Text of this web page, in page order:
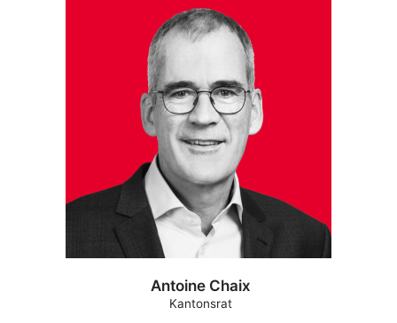
Antoine Chaix
Kantonsrat